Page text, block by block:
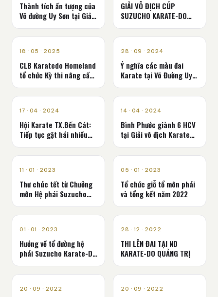
Thành tích ấn tượng của
Võ đường Uy Sơn tại Giải
2025
GIẢI VÔ ĐỊCH CÚP
SUZUCHO KARATE-DO
TIN KARATE TRONG
18 · 05 · 2025
CLB Karatedo Homeland
tổ chức Kỳ thi nâng cấp
TIN KARATE TRONG
28 · 09 · 2024
Ý nghĩa các màu đai
Karate tại Võ Đường Uy
TIN KARATE TRONG
17 · 04 · 2024
Hội Karate TX.Bến Cát:
Tiếp tục gặt hái nhiều
TIN KARATE TRONG
14 · 04 · 2024
Bình Phước giành 6 HCV
tại Giải vô địch Karate
2024
TIN KARATE TRONG
11 · 01 · 2023
Thư chúc tết từ Chưởng
môn Hệ phái Suzucho
TIN KARATE TRONG
05 · 01 · 2023
Tổ chức giỗ tổ môn phái
và tổng kết năm 2022
TIN KARATE TRONG
01 · 01 · 2023
Hướng về tổ đường hệ
phái Suzucho Karate-Do
TIN KARATE TRONG
28 · 12 · 2022
THI LÊN ĐAI TẠI ND
KARATE-DO QUẢNG TRỊ
TIN KARATE TRONG
20 · 09 · 2022
TIN KARATE TRONG
20 · 09 · 2022